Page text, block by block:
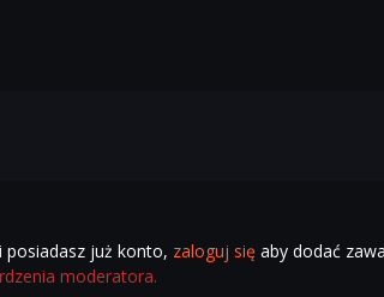
posiadasz już konto, zaloguj się aby dodać
moderatora.